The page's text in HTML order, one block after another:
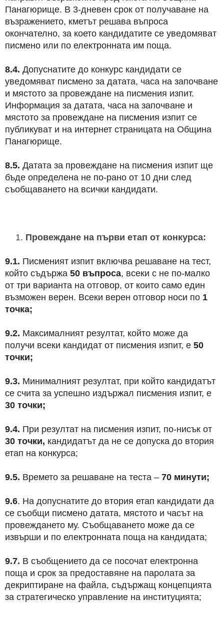
Панагюрище. В 3-дневен срок от получаване на
възражението, кметът решава въпроса
окончателно, за което кандидатите се уведомяват
писмено или по електронната им поща.
8.4. Допуснатите до конкурс кандидати се
уведомяват писмено за датата, часа на започване
и мястото за провеждане на писмения изпит.
Информация за датата, часа на започване и
мястото за провеждане на писмения изпит се
публикуват и на интернет страницата на Община
Панагюрище.
8.5. Датата за провеждане на писмения изпит ще
бъде определена не по-рано от 10 дни след
съобщаването на всички кандидати.
Провеждане на първи етап от конкурса:
9.1. Писменият изпит включва решаване на тест,
който съдържа 50 въпроса, всеки с не по-малко
от три варианта на отговор, от които само един
възможен верен. Всеки верен отговор носи по 1
точка;
9.2. Максималният резултат, който може да
получи всеки кандидат от писмения изпит, е 50
точки;
9.3. Минималният резултат, при който кандидатът
се счита за успешно издържал писмения изпит, е
30 точки;
9.4. При резултат на писмения изпит, по-нисък от
30 точки, кандидатът да не се допуска до втория
етап на конкурса;
9.5. Времето за решаване на теста – 70 минути;
9.6. На допуснатите до втория етап кандидати да
се съобщи писмено датата, мястото и часът на
провеждането му. Съобщаването може да се
извърши и по електронната поща на кандидата;
9.7. В съобщението да се посочат електронна
поща и срок за предоставяне на паролата за
декриптиране на файла, съдържащ концепцията
за стратегическо управление на институцията;